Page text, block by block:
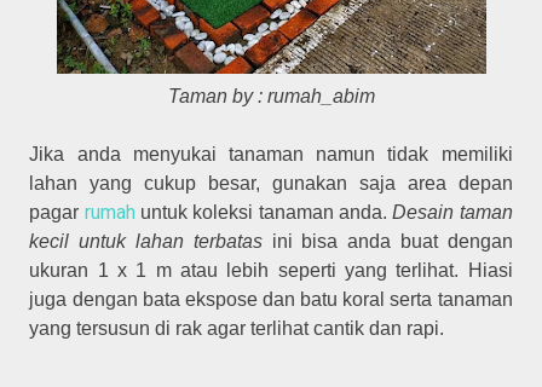
Taman by : rumah_abim
Jika anda menyukai tanaman namun tidak memiliki
lahan yang cukup besar, gunakan saja area depan
pagar rumah untuk koleksi tanaman anda.Desain taman
kecil untuk lahan terbatasini bisa anda buat dengan
ukuran 1 x 1 m atau lebih seperti yang terlihat. Hiasi
juga dengan bata ekspose dan batu koral serta tanaman
yang tersusun di rak agar terlihat cantik dan rapi.